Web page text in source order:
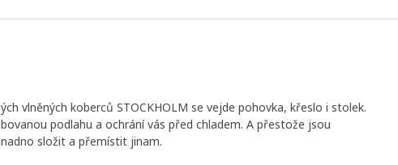
vlněných koberců STOCKHOLM se vejde pohovka, křeslo i stolek.
podlahu a ochrání vás před chladem. A přestože jsou
složit a přemístit jinam.